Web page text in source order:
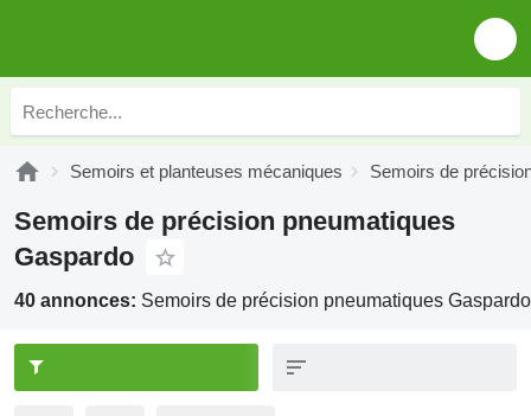
Semoirs et planteuses mécaniques Semoirs de
Semoirs de précision pneumatiques
Gaspardo
40 annonces: Semoirs de précision pneumatiques Gaspardo